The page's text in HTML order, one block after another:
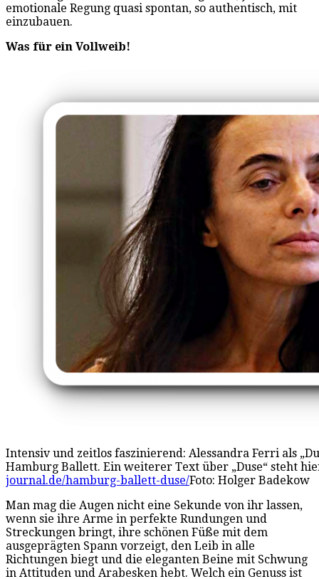
emotionale Regung quasi spontan, so authentisch, mit
einzubauen.
Was für ein Vollweib!
Intensiv und zeitlos faszinierend: Alessandra Ferri als
Hamburg Ballett. Ein weiterer Text über „Duse“ steht
journal.de/hamburg-ballett-duse/Foto: Holger Badekow
Man mag die Augen nicht eine Sekunde von ihr lassen,
wenn sie ihre Arme in perfekte Rundungen und
Streckungen bringt, ihre schönen Füße mit dem
ausgeprägten Spann vorzeigt, den Leib in alle
Richtungen biegt und die eleganten Beine mit Schwung
in Attituden und Arabesken hebt. Welch ein Genuss ist